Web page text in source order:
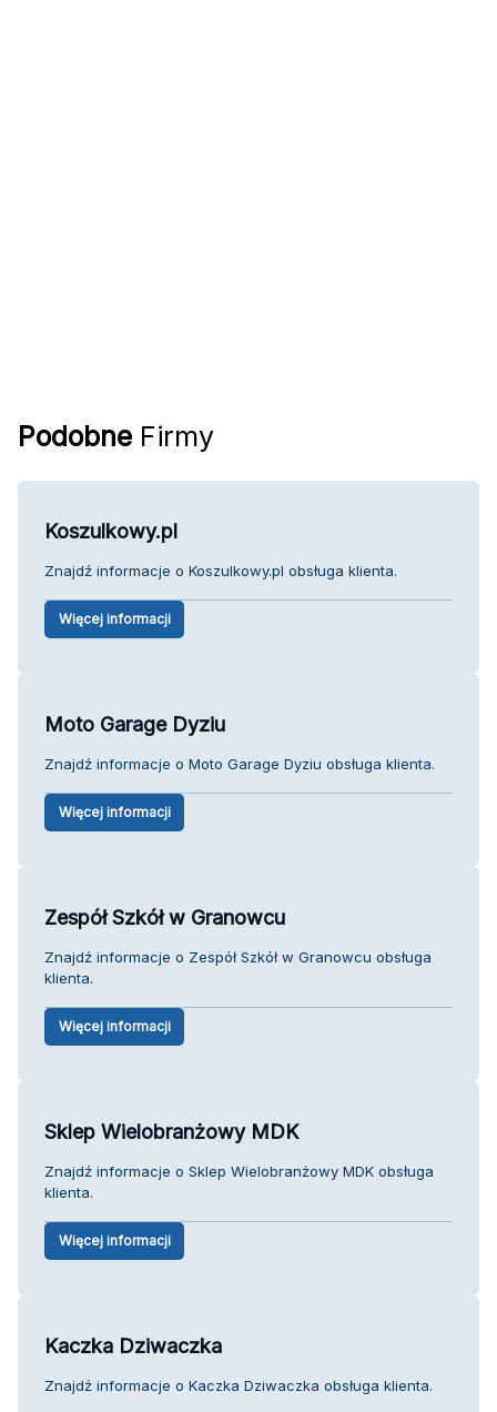
Podobne Firmy
Koszulkowy.pl
Znajdź informacje o Koszulkowy.pl obsługa klienta.
Więcej informacji
Moto Garage Dyziu
Znajdź informacje o Moto Garage Dyziu obsługa klienta.
Więcej informacji
Zespół Szkół w Granowcu
Znajdź informacje o Zespół Szkół w Granowcu obsługa
klienta.
Więcej informacji
Sklep Wielobranżowy MDK
Znajdź informacje o Sklep Wielobranżowy MDK obsługa
klienta.
Więcej informacji
Kaczka Dziwaczka
Znajdź informacje o Kaczka Dziwaczka obsługa klienta.